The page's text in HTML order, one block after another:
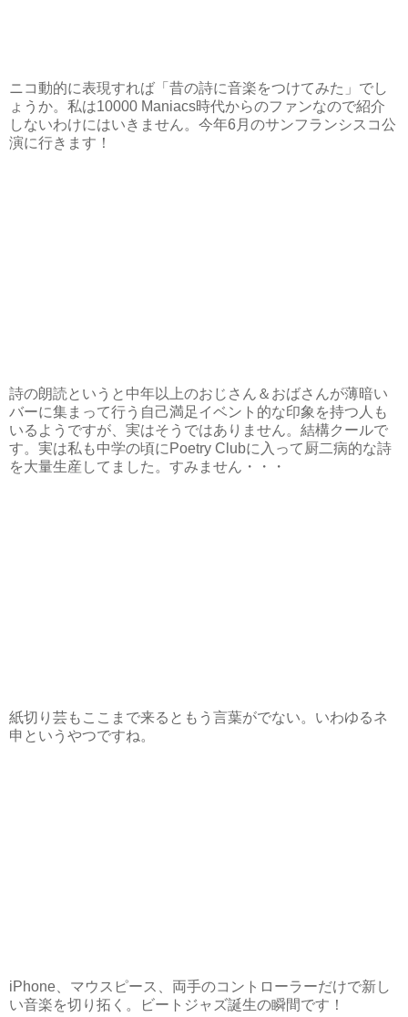
ニコ動的に表現すれば「昔の詩に音楽をつけてみた」でし
ょうか。私は10000 Maniacs時代からのファンなので紹介
しないわけにはいきません。今年6月のサンフランシスコ公
演に行きます！
詩の朗読というと中年以上のおじさん＆おばさんが薄暗い
バーに集まって行う自己満足イベント的な印象を持つ人も
いるようですが、実はそうではありません。結構クールで
す。実は私も中学の頃にPoetry Clubに入って厨二病的な詩
を大量生産してました。すみません・・・
紙切り芸もここまで来るともう言葉がでない。いわゆるネ
申というやつですね。
iPhone、マウスピース、両手のコントローラーだけで新し
い音楽を切り拓く。ビートジャズ誕生の瞬間です！